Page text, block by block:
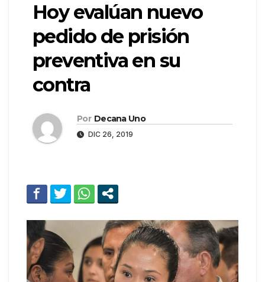
Hoy evalúan nuevo
pedido de prisión
preventiva en su
contra
Por Decana Uno
DIC 26, 2019